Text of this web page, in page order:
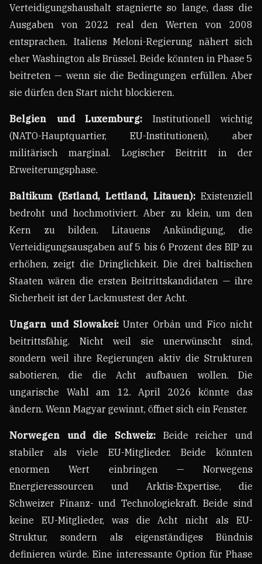
Verteidigungshaushalt stagnierte so lange, dass die
Ausgaben von 2022 real den Werten von 2008
entsprachen. Italiens Meloni-Regierung nähert sich
eher Washington als Brüssel. Beide könnten in Phase 5
beitreten — wenn sie die Bedingungen erfüllen. Aber
sie dürfen den Start nicht blockieren.
Belgien und Luxemburg: Institutionell wichtig
(NATO-Hauptquartier, EU-Institutionen), aber
militärisch marginal. Logischer Beitritt in der
Erweiterungsphase.
Baltikum (Estland, Lettland, Litauen): Existenziell
bedroht und hochmotiviert. Aber zu klein, um den
Kern zu bilden. Litauens Ankündigung, die
Verteidigungsausgaben auf 5 bis 6 Prozent des BIP zu
erhöhen, zeigt die Dringlichkeit. Die drei baltischen
Staaten wären die ersten Beitrittskandidaten — ihre
Sicherheit ist der Lackmustest der Acht.
Ungarn und Slowakei:Unter Orbán und Fico nicht
beitrittsfähig. Nicht weil sie unerwünscht sind,
sondern weil ihre Regierungen aktiv die Strukturen
sabotieren, die die Acht aufbauen wollen. Die
ungarische Wahl am 12. April 2026 könnte das
ändern. Wenn Magyar gewinnt, öffnet sich ein Fenster.
Norwegen und die Schweiz: Beide reicher und
stabiler als viele EU-Mitglieder. Beide könnten
enormen Wert einbringen — Norwegens
Energieressourcen und Arktis-Expertise, die
Schweizer Finanz- und Technologiekraft. Beide sind
keine EU-Mitglieder, was die Acht nicht als EU-
Struktur, sondern als eigenständiges Bündnis
definieren würde. Eine interessante Option für Phase